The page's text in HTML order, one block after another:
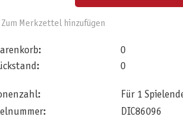
Zum Merkzettel hinzufügen
0
0
Für 1
DIC86096